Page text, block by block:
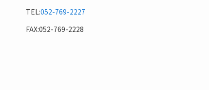
TEL:052-769-2227
FAX:052-769-2228